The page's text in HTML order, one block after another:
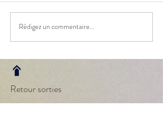
Rédigez un commentaire...
Retour sorties